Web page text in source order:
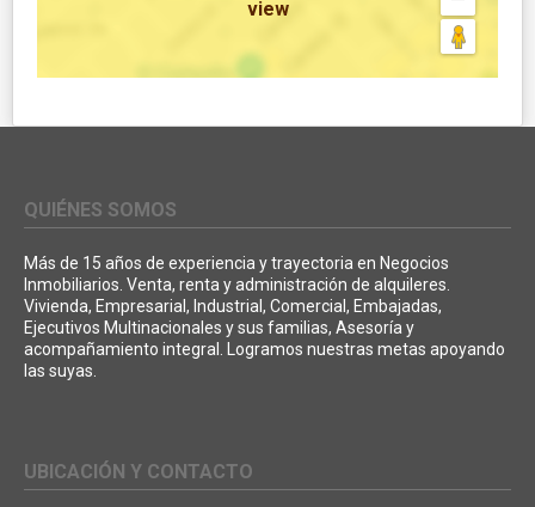
view
QUIÉNES SOMOS
Más de 15 años de experiencia y trayectoria en Negocios
Inmobiliarios. Venta, renta y administración de alquileres.
Vivienda, Empresarial, Industrial, Comercial, Embajadas,
Ejecutivos Multinacionales y sus familias, Asesoría y
acompañamiento integral. Logramos nuestras metas apoyando
las suyas.
UBICACIÓN Y CONTACTO